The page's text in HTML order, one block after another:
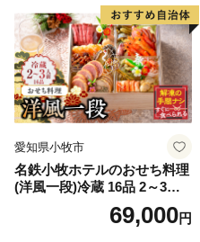
料理 小牧市 お節 冷蔵おせち
人気 新春 迎春おせち 定番お
せち 本格おせち 和洋折衷お
せち 縁起物おせち 12月31日
お届け お正月 お取り寄せ
愛知県小牧市
名鉄小牧ホテルのおせち料理
(洋風一段)冷蔵 16品 2～3人
前 2027年【数量限定 お申込
期限12/15】 解凍不要 ホテル
69,000円